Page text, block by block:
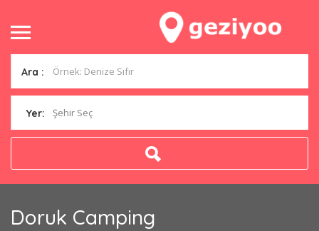
Ara :
Yer: Şehir Seç
Doruk Camping